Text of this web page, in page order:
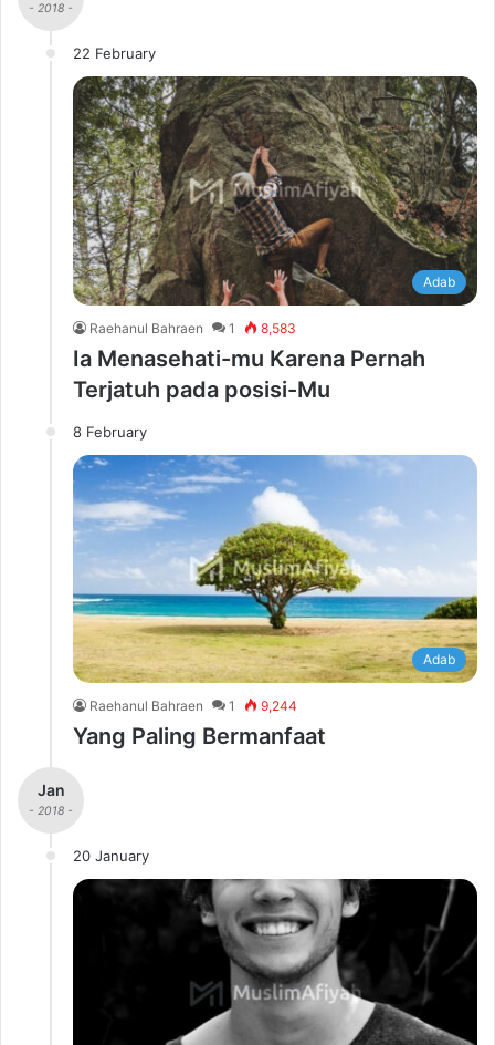
- 2018 -
22 February
Adab
Raehanul Bahraen 1 8,583
Ia Menasehati-mu Karena Pernah
Terjatuh pada posisi-Mu
8 February
Adab
Raehanul Bahraen 1 9,244
Yang Paling Bermanfaat
Jan
- 2018 -
20 January